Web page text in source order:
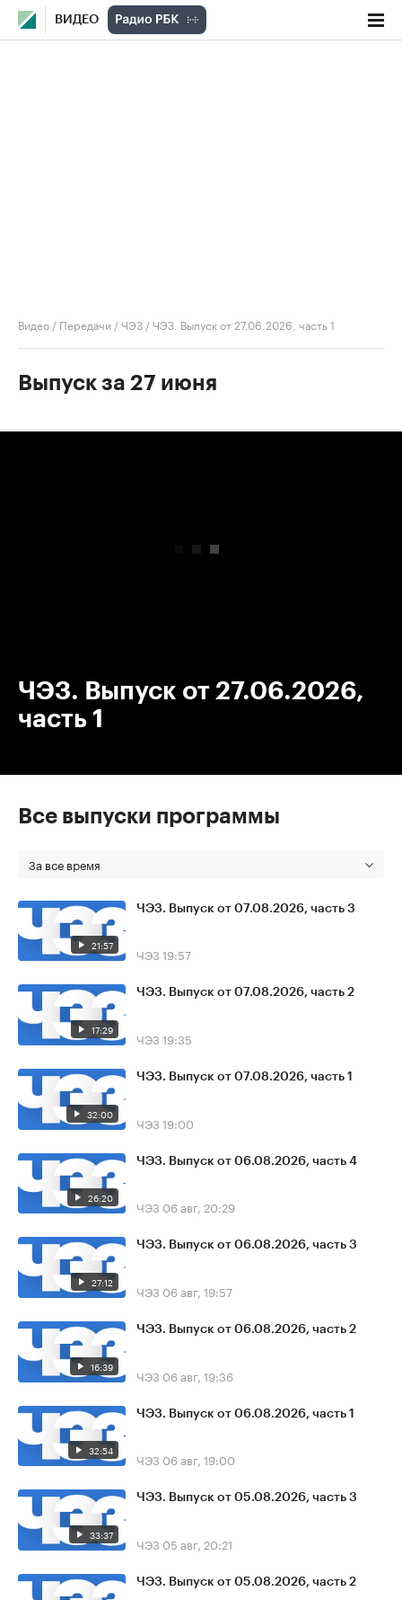
ВИДЕО
Видео / Передачи /ЧЭЗ /ЧЭЗ. Выпуск от 27.06.2026, часть 1
Выпуск за 27 июня
ЧЭЗ. Выпуск от 27.06.2026,
часть 1
Все выпуски программы
За все время
21:57
ЧЭЗ. Выпуск от 07.08.2026, часть 3
ЧЭЗ 19:57
17:29
ЧЭЗ. Выпуск от 07.08.2026, часть 2
ЧЭЗ 19:35
32:00
ЧЭЗ. Выпуск от 07.08.2026, часть 1
ЧЭЗ 19:00
26:20
ЧЭЗ. Выпуск от 06.08.2026, часть 4
ЧЭЗ 06 авг, 20:29
27:12
ЧЭЗ. Выпуск от 06.08.2026, часть 3
ЧЭЗ 06 авг, 19:57
16:39
ЧЭЗ. Выпуск от 06.08.2026, часть 2
ЧЭЗ 06 авг, 19:36
32:54
ЧЭЗ. Выпуск от 06.08.2026, часть 1
ЧЭЗ 06 авг, 19:00
33:37
ЧЭЗ. Выпуск от 05.08.2026, часть 3
ЧЭЗ 05 авг, 20:21
ЧЭЗ. Выпуск от 05.08.2026, часть 2